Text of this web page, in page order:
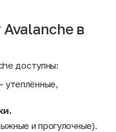
в
доступны:
- утеплённые,
и прогулочные).